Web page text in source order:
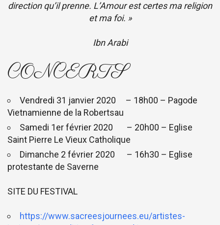
direction qu’il prenne. L’Amour est certes ma religion
et ma foi. »
Ibn Arabi
CONCERTS
Vendredi 31 janvier 2020 – 18h00 – Pagode
Vietnamienne de la Robertsau
Samedi 1er février 2020 – 20h00 – Eglise
Saint Pierre Le Vieux Catholique
Dimanche 2 février 2020 – 16h30 – Eglise
protestante de Saverne
SITE DU FESTIVAL
https://www.sacreesjournees.eu/artistes-